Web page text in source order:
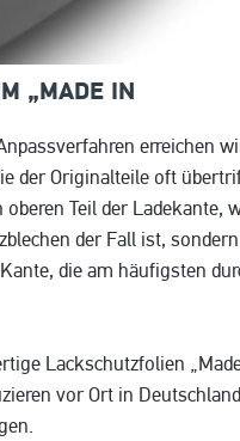
„MADE IN
erreichen
der Originalteile oft
Teil der Ladekante,
der Fall ist, sondern
die am häufigsten
Lackschutzfolien
vor Ort in Deutschland